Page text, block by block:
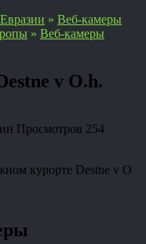
» Веб-камеры
» Веб-камеры
v O.h.
Просмотров 254
курорте Destne v O